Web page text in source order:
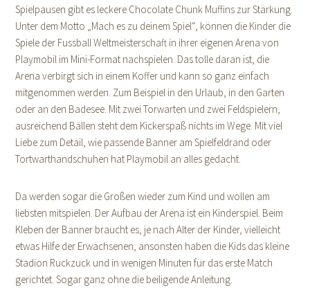
Spielpausen gibt es leckere Chocolate Chunk Muffins zur Stärkung.
Unter dem Motto „Mach es zu deinem Spiel“, können die Kinder die
Spiele der Fussball Weltmeisterschaft in ihrer eigenen Arena von
Playmobil im Mini-Format nachspielen. Das tolle daran ist, die
Arena verbirgt sich in einem Koffer und kann so ganz einfach
mitgenommen werden. Zum Beispiel in den Urlaub, in den Garten
oder an den Badesee. Mit zwei Torwarten und zwei Feldspielern,
ausreichend Bällen steht dem Kickerspaß nichts im Wege. Mit viel
Liebe zum Detail, wie passende Banner am Spielfeldrand oder
Tortwarthandschuhen hat Playmobil an alles gedacht.
Da werden sogar die Großen wieder zum Kind und wollen am
liebsten mitspielen. Der Aufbau der Arena ist ein Kinderspiel. Beim
Kleben der Banner braucht es, je nach Alter der Kinder, vielleicht
etwas Hilfe der Erwachsenen, ansonsten haben die Kids das kleine
Stadion Ruckzuck und in wenigen Minuten für das erste Match
gerichtet. Sogar ganz ohne die beiligende Anleitung.